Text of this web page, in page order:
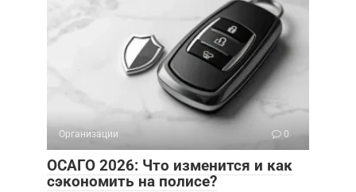
Организации 0
ОСАГО 2026: Что изменится и как
сэкономить на полисе?